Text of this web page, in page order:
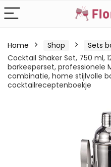
Home Shop Sets
Cocktail Shaker Set, 750 ml,
barkeeperset, professionele
combinatie, home stijlvolle
cocktailreceptenboekje